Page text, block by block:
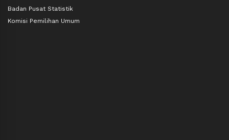
Badan Pusat Statistik
Komisi Pemilihan Umum